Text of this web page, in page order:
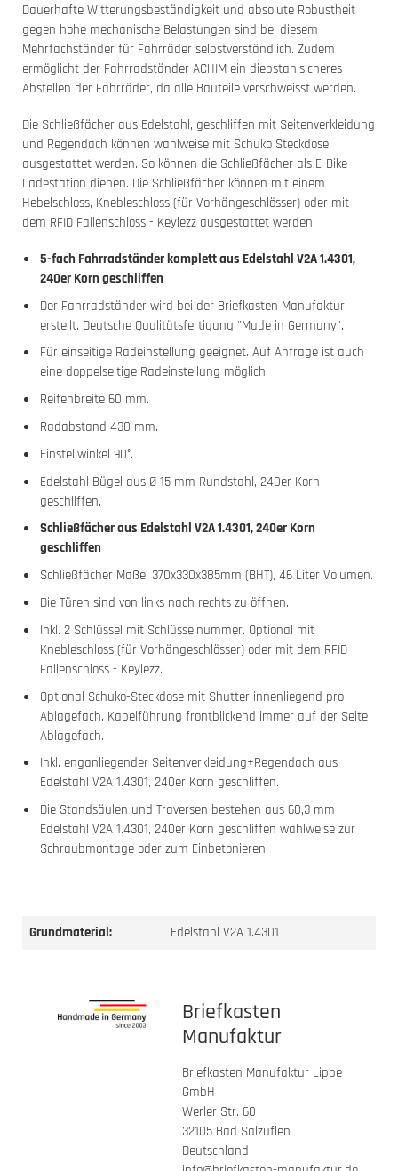
Dauerhafte Witterungsbeständigkeit und absolute Robustheit
gegen hohe mechanische Belastungen sind bei diesem
Mehrfachständer für Fahrräder selbstverständlich. Zudem
ermöglicht der Fahrradständer ACHIM ein diebstahlsicheres
Abstellen der Fahrräder, da alle Bauteile verschweisst werden.
Die Schließfächer aus Edelstahl, geschliffen mit Seitenverkleidung
und Regendach können wahlweise mit Schuko Steckdose
ausgestattet werden. So können die Schließfächer als E-Bike
Ladestation dienen. Die Schließfächer können mit einem
Hebelschloss, Knebleschloss (für Vorhängeschlösser) oder mit
dem RFID Fallenschloss - Keylezz ausgestattet werden.
5-fach Fahrradständer komplett aus Edelstahl V2A 1.4301,
240er Korn geschliffen
Der Fahrradständer wird bei der Briefkasten Manufaktur
erstellt. Deutsche Qualitätsfertigung "Made in Germany".
Für einseitige Radeinstellung geeignet. Auf Anfrage ist auch
eine doppelseitige Radeinstellung möglich.
Reifenbreite 60 mm.
Radabstand 430 mm.
Einstellwinkel 90°.
Edelstahl Bügel aus Ø 15 mm Rundstahl, 240er Korn
geschliffen.
Schließfächer aus Edelstahl V2A 1.4301, 240er Korn
geschliffen
Schließfächer Maße: 370x330x385mm (BHT), 46 Liter Volumen.
Die Türen sind von links nach rechts zu öffnen.
Inkl. 2 Schlüssel mit Schlüsselnummer. Optional mit
Knebleschloss (für Vorhängeschlösser) oder mit dem RFID
Fallenschloss - Keylezz.
Optional Schuko-Steckdose mit Shutter innenliegend pro
Ablagefach. Kabelführung frontblickend immer auf der Seite
Ablagefach.
Inkl. enganliegender Seitenverkleidung+Regendach aus
Edelstahl V2A 1.4301, 240er Korn geschliffen.
Die Standsäulen und Traversen bestehen aus 60,3 mm
Edelstahl V2A 1.4301, 240er Korn geschliffen wahlweise zur
Schraubmontage oder zum Einbetonieren.
Grundmaterial: Edelstahl V2A 1.4301
Briefkasten
Manufaktur
Briefkasten Manufaktur Lippe
GmbH
Werler Str. 60
32105 Bad Salzuflen
Deutschland